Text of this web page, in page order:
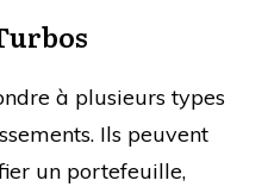
à plusieurs types
Ils peuvent
un portefeuille,